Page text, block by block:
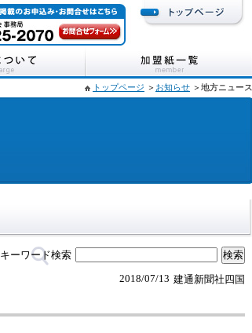
トップページ ＞ お知らせ ＞地方ニュース
キーワード検索
建通新聞社四国
2018/07/13